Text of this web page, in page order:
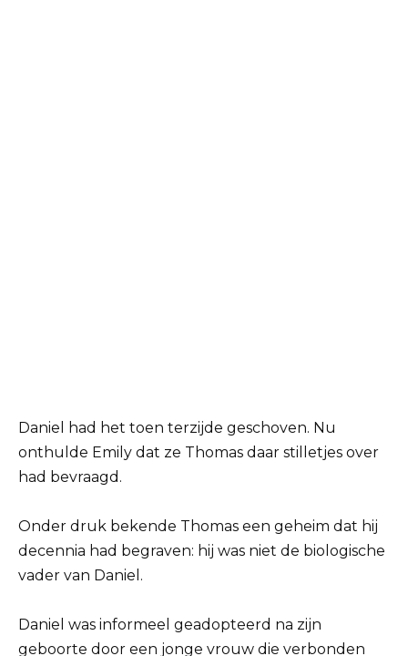
Daniel had het toen terzijde geschoven. Nu
onthulde Emily dat ze Thomas daar stilletjes over
had bevraagd.
Onder druk bekende Thomas een geheim dat hij
decennia had begraven: hij was niet de biologische
vader van Daniel.
Daniel was informeel geadopteerd na zijn
geboorte door een jonge vrouw die verbonden